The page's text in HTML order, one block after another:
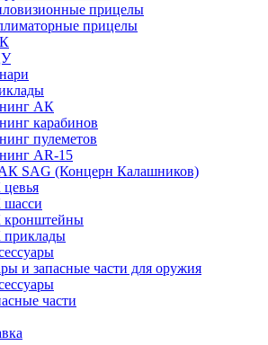
прицелы
прицелы
АК
карабинов
пулеметов
AR-15
SAG (Концерн Калашников)
и запасные части для оружия
части